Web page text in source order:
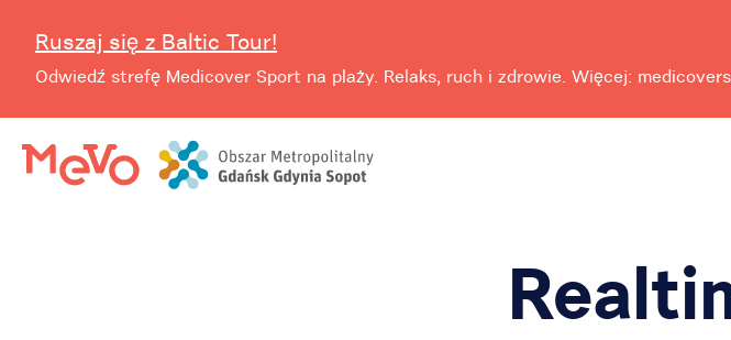
Ruszaj się z Baltic Tour!
Odwiedź strefę Medicover Sport na plaży. Relaks, ruch i zdrowie. Więcej: